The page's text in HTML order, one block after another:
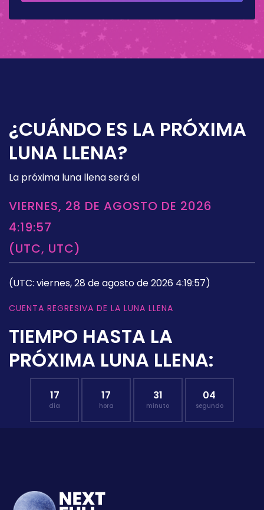
¿CUÁNDO ES LA PRÓXIMA
LUNA LLENA?
La próxima luna llena será el
VIERNES, 28 DE AGOSTO DE 2026
4:19:57
(UTC, UTC)
(UTC: viernes, 28 de agosto de 2026 4:19:57)
CUENTA REGRESIVA DE LA LUNA LLENA
TIEMPO HASTA LA
PRÓXIMA LUNA LLENA:
17
día
17
hora
31
minuto
03
segundo